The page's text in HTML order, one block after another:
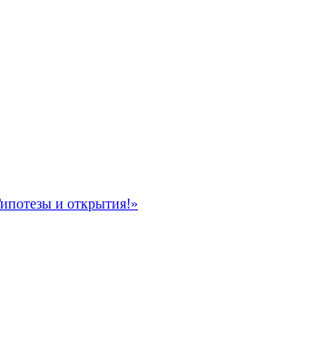
и открытия!»